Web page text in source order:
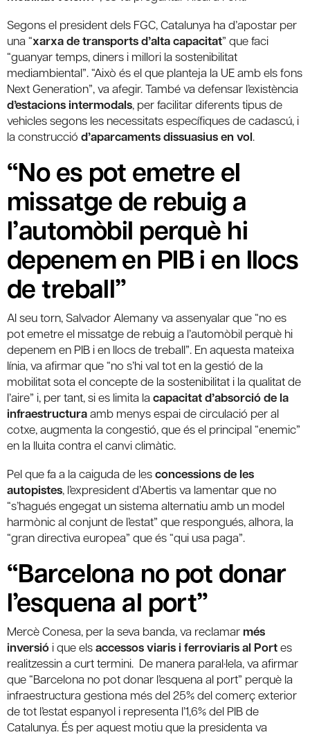
Segons el president dels FGC, Catalunya ha d’apostar per
una “xarxa de transports d’alta capacitat” que faci
“guanyar temps, diners i millori la sostenibilitat
mediambiental”. “Això és el que planteja la UE amb els fons
Next Generation”, va afegir. També va defensar l’existència
d’estacions intermodals, per facilitar diferents tipus de
vehicles segons les necessitats específiques de cadascú, i
la construcció d’aparcaments dissuasius en vol.
“No es pot emetre el
missatge de rebuig a
l’automòbil perquè hi
depenem en PIB i en llocs
de treball”
Al seu torn, Salvador Alemany va assenyalar que “no es
pot emetre el missatge de rebuig a l’automòbil perquè hi
depenem en PIB i en llocs de treball”. En aquesta mateixa
línia, va afirmar que “no s’hi val tot en la gestió de la
mobilitat sota el concepte de la sostenibilitat i la qualitat de
l’aire” i, per tant, si es limita la capacitat d’absorció de la
infraestructuraamb menys espai de circulació per al
cotxe, augmenta la congestió, que és el principal “enemic”
en la lluita contra el canvi climàtic.
Pel que fa a la caiguda de lesconcessions de les
autopistes, l’expresident d’Abertis va lamentar que no
“s’hagués engegat un sistema alternatiu amb un model
harmònic al conjunt de l’estat” que respongués, alhora, la
“gran directiva europea” que és “qui usa paga”.
“Barcelona no pot donar
l’esquena al port”
Mercè Conesa, per la seva banda, va reclamar més
inversió i que elsaccessos viaris i ferroviaris al Portes
realitzessin a curt termini. De manera paral·lela, va afirmar
que “Barcelona no pot donar l’esquena al port” perquè la
infraestructura gestiona més del 25% del comerç exterior
de tot l’estat espanyol i representa l’1,6% del PIB de
Catalunya. És per aquest motiu que la presidenta va